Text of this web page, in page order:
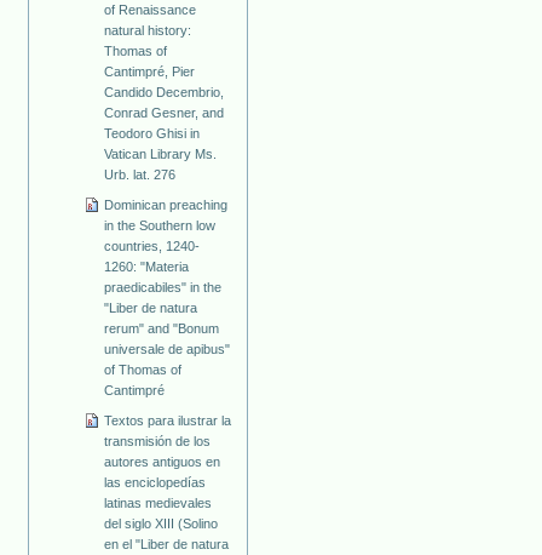
of Renaissance
natural history:
Thomas of
Cantimpré, Pier
Candido Decembrio,
Conrad Gesner, and
Teodoro Ghisi in
Vatican Library Ms.
Urb. lat. 276
Dominican preaching
in the Southern low
countries, 1240-
1260: "Materia
praedicabiles" in the
"Liber de natura
rerum" and "Bonum
universale de apibus"
of Thomas of
Cantimpré
Textos para ilustrar la
transmisión de los
autores antiguos en
las enciclopedías
latinas medievales
del siglo XIII (Solino
en el "Liber de natura